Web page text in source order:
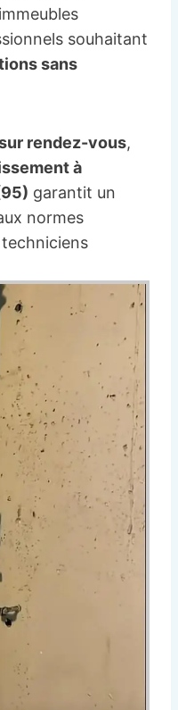
souhaitant
sans
rendez-vous,
à
garantit un
normes